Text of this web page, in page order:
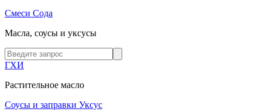
Смеси Сода
Масла, соусы и уксусы
ГХИ
Растительное масло
Соусы и заправки Уксус